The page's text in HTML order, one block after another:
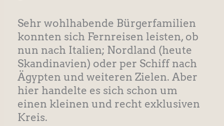
Sehr wohlhabende Bürgerfamilien
konnten sich Fernreisen leisten, ob
nun nach Italien; Nordland (heute
Skandinavien) oder per Schiff nach
Ägypten und weiteren Zielen. Aber
hier handelte es sich schon um
einen kleinen und recht exklusiven
Kreis.